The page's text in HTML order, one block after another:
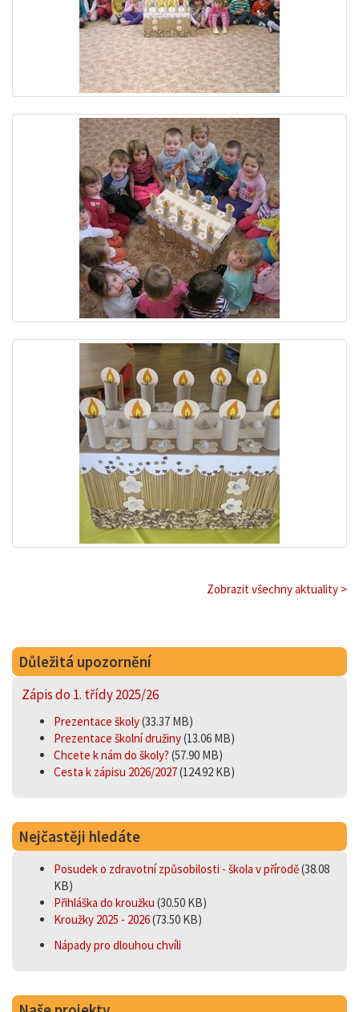
Zobrazit všechny aktuality >
Důležitá upozornění
Zápis do 1. třídy 2025/26
Prezentace školy(33.37 MB)
Prezentace školní družiny(13.06 MB)
Chcete k nám do školy? (57.90 MB)
Cesta k zápisu 2026/2027(124.92 KB)
Nejčastěji hledáte
Posudek o zdravotní způsobilosti - škola v přírodě(38.08
KB)
Přihláška do kroužku (30.50 KB)
Kroužky 2025 - 2026(73.50 KB)
Nápady pro dlouhou chvíli